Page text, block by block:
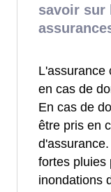
savoir sur
L'assurance
en cas de
En cas de
être pris en
fortes pluies
inondations